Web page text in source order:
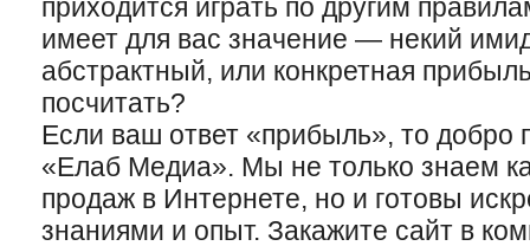
приходится играть по другим
имеет для вас значение — некий
абстрактный, или конкретная
посчитать?
Если ваш ответ «прибыль», то добро
«Елаб Медиа». Мы не только знаем
продаж в Интернете, но и готовы
знаниями и опыт. Закажите сайт в